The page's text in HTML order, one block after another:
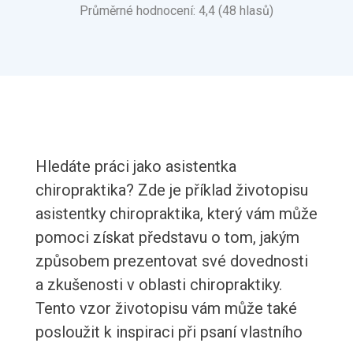
Průměrné hodnocení: 4,4 (48 hlasů)
Hledáte práci jako asistentka
chiropraktika? Zde je příklad životopisu
asistentky chiropraktika, který vám může
pomoci získat představu o tom, jakým
způsobem prezentovat své dovednosti
a zkušenosti v oblasti chiropraktiky.
Tento vzor životopisu vám může také
posloužit k inspiraci při psaní vlastního